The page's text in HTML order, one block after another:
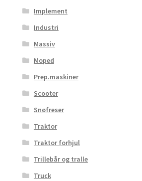
Implement
Industri
Massiv
Moped
Prep.maskiner
Scooter
Snøfreser
Traktor
Traktor forhjul
Trillebår og tralle
Truck